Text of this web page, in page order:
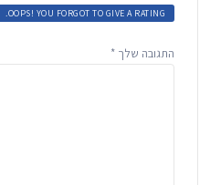
OOPS! YOU FORGOT TO GIVE A RATING.
התגובה שלך *